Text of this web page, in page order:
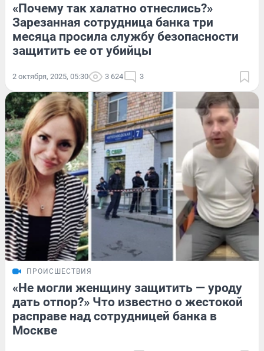
«Почему так халатно отнеслись?»
Зарезанная сотрудница банка три
месяца просила службу безопасности
защитить ее от убийцы
2 октября, 2025, 05:30 3 624 3
ПРОИСШЕСТВИЯ
«Не могли женщину защитить — уроду
дать отпор?» Что известно о жестокой
расправе над сотрудницей банка в
Москве